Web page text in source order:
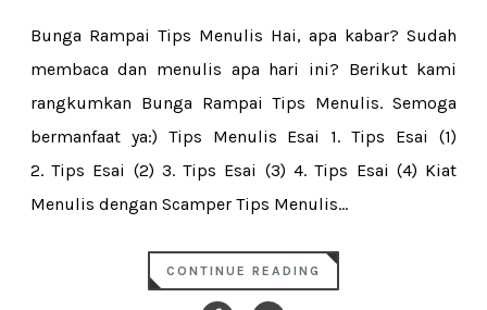
Bunga Rampai Tips Menulis Hai, apa kabar? Sudah
membaca dan menulis apa hari ini? Berikut kami
rangkumkan Bunga Rampai Tips Menulis. Semoga
bermanfaat ya:) Tips Menulis Esai 1. Tips Esai (1)
2. Tips Esai (2) 3. Tips Esai (3) 4. Tips Esai (4) Kiat
Menulis dengan Scamper Tips Menulis...
CONTINUE READING